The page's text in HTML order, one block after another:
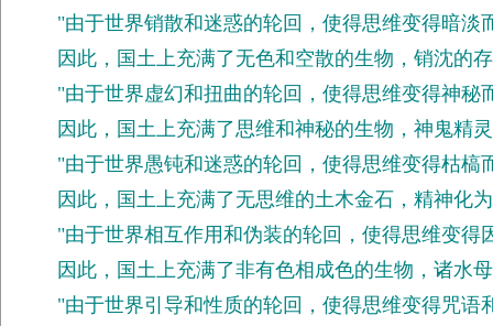
"由于世界销散和迷惑的轮回，使得思维变得暗淡
因此，国土上充满了无色和空散的生物，销沈的
"由于世界虚幻和扭曲的轮回，使得思维变得神秘
因此，国土上充满了思维和神秘的生物，神鬼精
"由于世界愚钝和迷惑的轮回，使得思维变得枯槁
因此，国土上充满了无思维的土木金石，精神化为
"由于世界相互作用和伪装的轮回，使得思维变得
因此，国土上充满了非有色相成色的生物，诸水母
"由于世界引导和性质的轮回，使得思维变得咒语